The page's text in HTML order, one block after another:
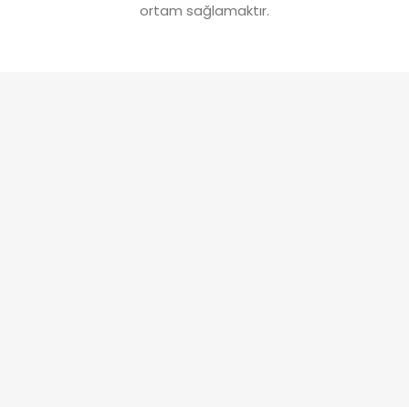
ortam sağlamaktır.